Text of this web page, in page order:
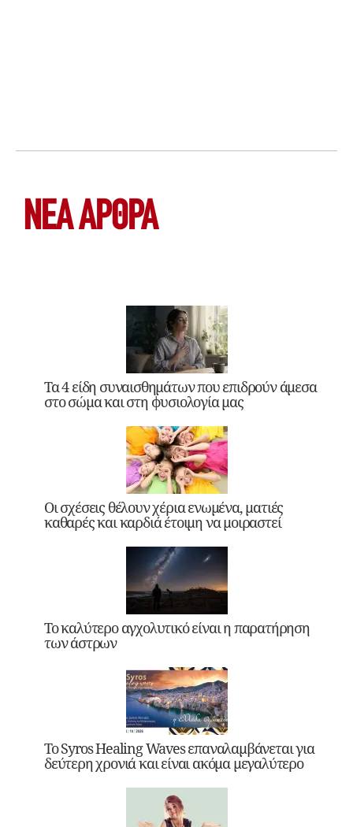
ΝΕΑ ΆΡΘΡΑ
Τα 4 είδη συναισθημάτων που επιδρούν άμεσα
στο σώμα και στη φυσιολογία μας
Οι σχέσεις θέλουν χέρια ενωμένα, ματιές
καθαρές και καρδιά έτοιμη να μοιραστεί
Το καλύτερο αγχολυτικό είναι η παρατήρηση
των άστρων
Το Syros Healing Waves επαναλαμβάνεται για
δεύτερη χρονιά και είναι ακόμα μεγαλύτερο